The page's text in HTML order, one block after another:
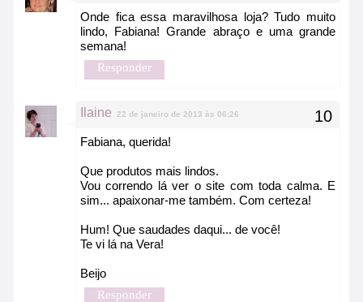
Onde fica essa maravilhosa loja? Tudo muito
lindo, Fabiana! Grande abraço e uma grande
semana!
Responder
Ilaine 22 de janeiro de 2013 às 06:26
Fabiana, querida!
Que produtos mais lindos.
Vou correndo lá ver o site com toda calma. E
sim... apaixonar-me também. Com certeza!
Hum! Que saudades daqui... de você!
Te vi lá na Vera!
Beijo
Responder